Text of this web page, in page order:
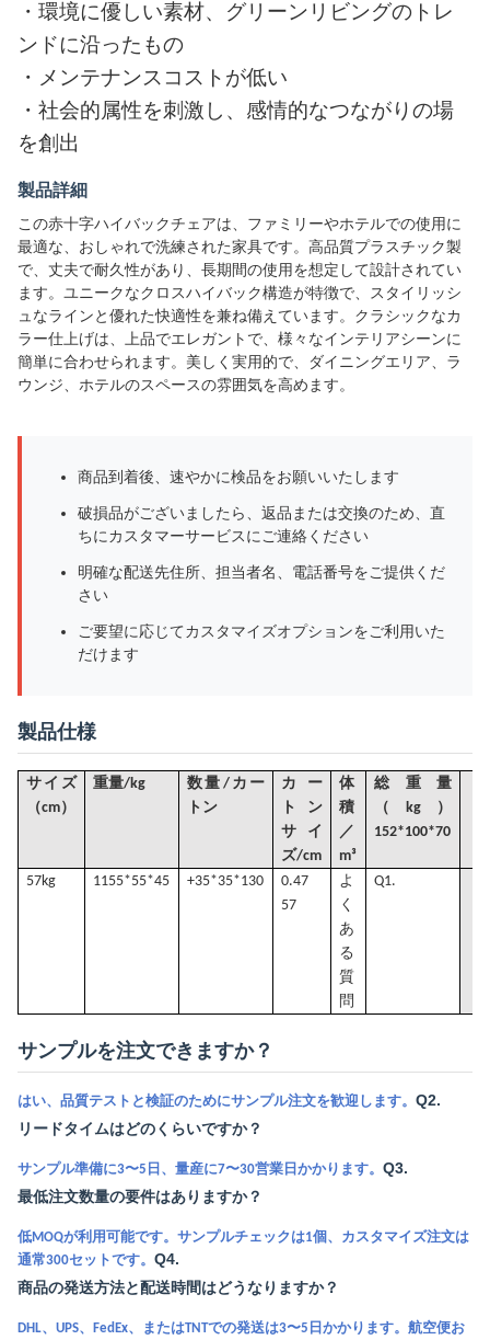
・ 環境に優しい素材、グリーンリビングのトレ
ンドに沿ったもの
・ メンテナンスコストが低い
・ 社会的属性を刺激し、感情的なつながりの場
を創出
製品詳細
この赤十字ハイバックチェアは、ファミリーやホテルでの使用に
最適な、おしゃれで洗練された家具です。高品質プラスチック製
で、丈夫で耐久性があり、長期間の使用を想定して設計されてい
ます。ユニークなクロスハイバック構造が特徴で、スタイリッシ
ュなラインと優れた快適性を兼ね備えています。クラシックなカ
ラー仕上げは、上品でエレガントで、様々なインテリアシーンに
簡単に合わせられます。美しく実用的で、ダイニングエリア、ラ
ウンジ、ホテルのスペースの雰囲気を高めます。
商品到着後、速やかに検品をお願いいたします
破損品がございましたら、返品または交換のため、直
ちにカスタマーサービスにご連絡ください
明確な配送先住所、担当者名、電話番号をご提供くだ
さい
ご要望に応じてカスタマイズオプションをご利用いた
だけます
製品仕様
サイズ
（cm）
重量/kg
数量/カー
トン
カー
トン
サイ
ズ/cm
体
積
／
m³
総重量
（kg）
152*100*70
57kg 1155*55*45 +35*35*130
0.47
57
よ
く
あ
る
質
問
Q1.
サンプルを注文できますか？
はい、品質テストと検証のためにサンプル注文を歓迎します。 Q2.
リードタイムはどのくらいですか？
サンプル準備に3〜5日、量産に7〜30営業日かかります。 Q3.
最低注文数量の要件はありますか？
低MOQが利用可能です。サンプルチェックは1個、カスタマイズ注文は
通常300セットです。 Q4.
商品の発送方法と配送時間はどうなりますか？
DHL、UPS、FedEx、またはTNTでの発送は3〜5日かかります。航空便お